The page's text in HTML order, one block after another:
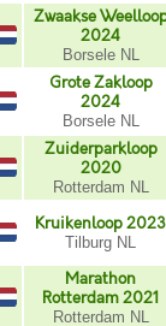
Zwaakse
2024
Borsele NL
Grote Zakloop
2024
Borsele NL
Zuiderparkloop
2020
Rotterdam NL
Kruikenloop 2023
Tilburg NL
Marathon
Rotterdam 2021
Rotterdam NL